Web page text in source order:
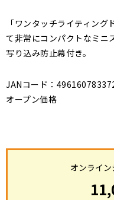
「ワンタッチライティン
て非常にコンパクトなミニ
写り込み防止幕付き。
JANコード：
オープン価格
オンライ